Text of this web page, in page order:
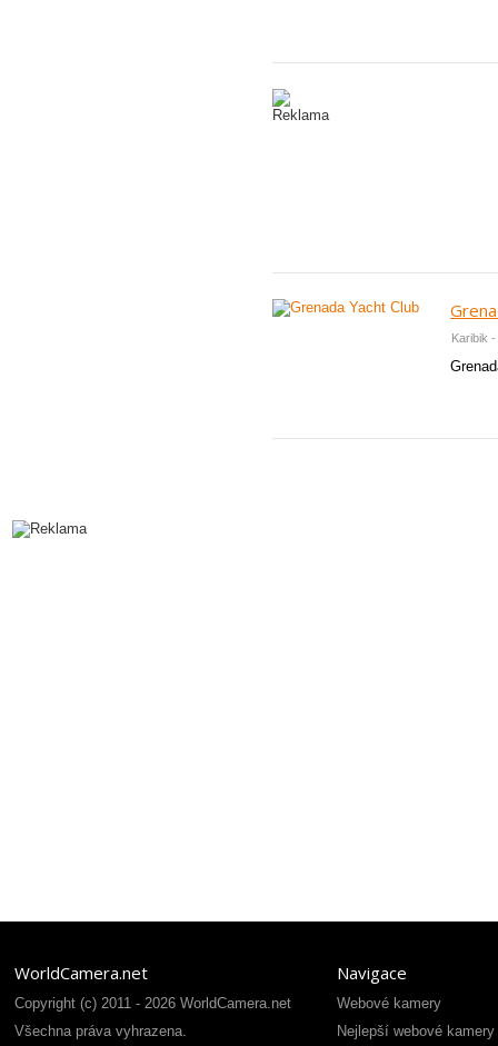
Karibik
WorldCamera.net
Copyright (c) 2011 - 2026 WorldCamera.net
Všechna práva vyhrazena.
Navigace
Webové kamery
Nejlepší webové kamery